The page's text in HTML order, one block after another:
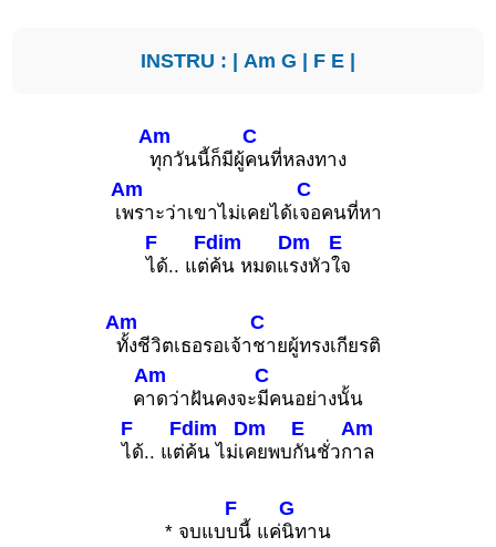
INSTRU : | Am G | F E |
Am
ทุกวันนี้ก็มีผู้
C
คนที่หลงทาง
เ
Am
พราะว่าเขาไม่เคยได้เ
C
จอคนที่หา
F
ได้.. แต่
Fdim
ค้น หมดแ
Dm
รงหัว
E
ใจ
Am
ทั้งชีวิตเธอรอเจ้า
C
ชายผู้ทรงเกียรติ
ค
Am
าดว่าฝันคงจะ
C
มีคนอย่างนั้น
F
ได้.. แต่
Fdim
ค้น ไม่เ
Dm
คยพบ
E
กันชั่วก
Am
าล
* จบแบ
F
บนี้ แค่
G
นิทาน